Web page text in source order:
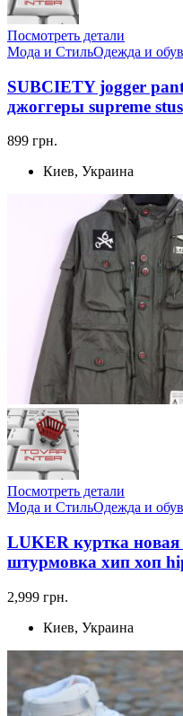
Посмотреть детали
Мода и СтильОдежда и
SUBCIETY jogger
джоггеры supreme
899 грн.
Киев, Украина
Посмотреть детали
Мода и СтильОдежда и
LUKER куртка новая
штурмовка хип хоп
2,999 грн.
Киев, Украина